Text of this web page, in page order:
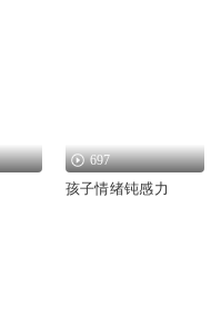
697
孩子情绪钝感力